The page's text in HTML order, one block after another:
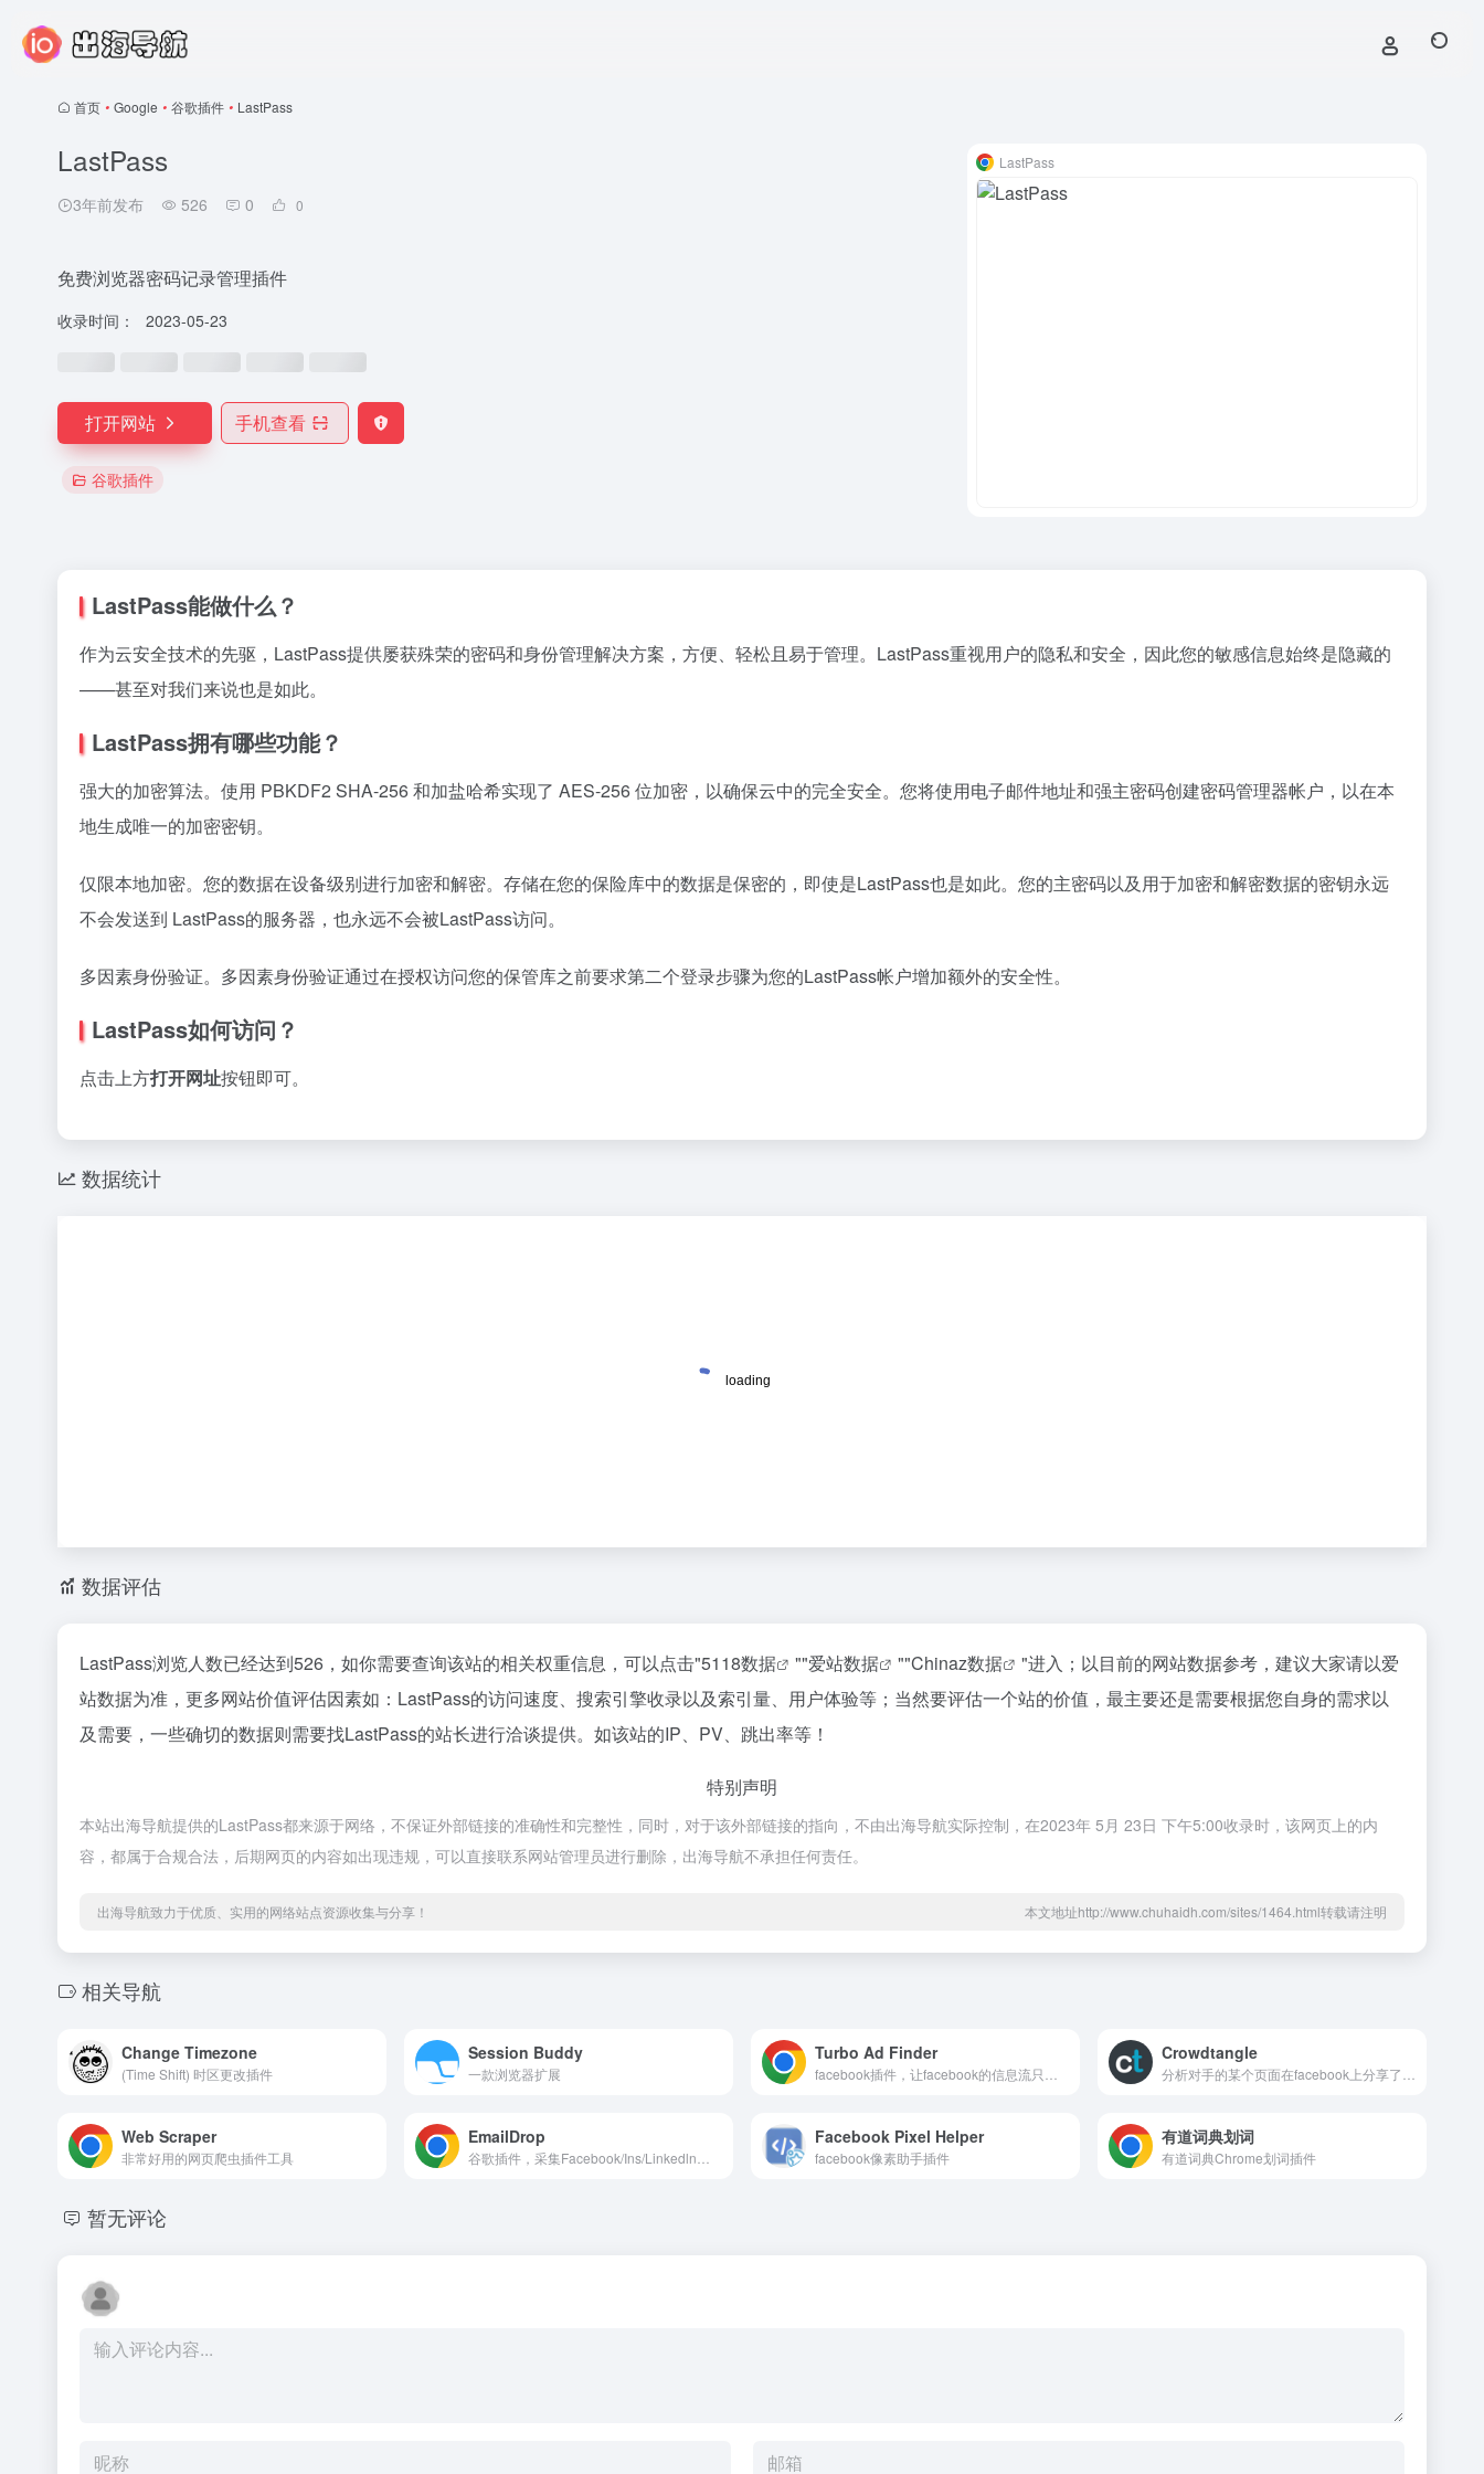
首页 • Google • 谷歌插件 • LastPass
LastPass
3年前发布 526 0 0
免费浏览器密码记录管理插件
收录时间： 2023-05-23
打开网站 手机查看
谷歌插件
LastPass
LastPass能做什么？
作为云安全技术的先驱，LastPass提供屡获殊荣的密码和身份管理解决方案，方便、轻松且易于管理。LastPass重视用户的隐私和安全，因此您的敏感信息始终是隐藏的
——甚至对我们来说也是如此。
LastPass拥有哪些功能？
强大的加密算法。使用 PBKDF2 SHA-256 和加盐哈希实现了 AES-256 位加密，以确保云中的完全安全。您将使用电子邮件地址和强主密码创建密码管理器帐户，以在本
地生成唯一的加密密钥。
仅限本地加密。您的数据在设备级别进行加密和解密。存储在您的保险库中的数据是保密的，即使是LastPass也是如此。您的主密码以及用于加密和解密数据的密钥永远
不会发送到 LastPass的服务器，也永远不会被LastPass访问。
多因素身份验证。多因素身份验证通过在授权访问您的保管库之前要求第二个登录步骤为您的LastPass帐户增加额外的安全性。
LastPass如何访问？
点击上方打开网址按钮即可。
数据统计
数据评估
LastPass浏览人数已经达到526，如你需要查询该站的相关权重信息，可以点击"5118数据 ""爱站数据 ""Chinaz数据
"进入；以目前的网站数据参考，建议大家请以爱
站数据为准，更多网站价值评估因素如：LastPass的访问速度、搜索引擎收录以及索引量、用户体验等；当然要评估一个站的价值，最主要还是需要根据您自身的需求以
及需要，一些确切的数据则需要找LastPass的站长进行洽谈提供。如该站的IP、PV、跳出率等！
特别声明
本站出海导航提供的LastPass都来源于网络，不保证外部链接的准确性和完整性，同时，对于该外部链接的指向，不由出海导航实际控制，在2023年 5月 23日 下午5:00收录时，该网页上的内
容，都属于合规合法，后期网页的内容如出现违规，可以直接联系网站管理员进行删除，出海导航不承担任何责任。
出海导航致力于优质、实用的网络站点资源收集与分享！ 本文地址http://www.chuhaidh.com/sites/1464.html转载请注明
相关导航
Change Timezone
(Time Shift) 时区更改插件
Session Buddy
一款浏览器扩展
Turbo Ad Finder Crowdtangle
Web Scraper
非常好用的网页爬虫插件工具
EmailDrop Facebook Pixel Helper
facebook像素助手插件
有道词典划词
有道词典Chrome划词插件
暂无评论